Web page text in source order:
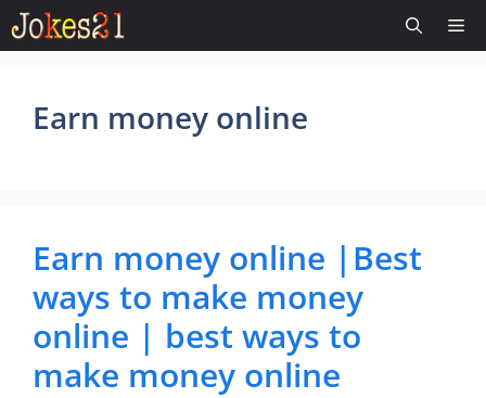
Skip
to
Earn money online
Earn money online |Best
ways to make money
online | best ways to
make money online